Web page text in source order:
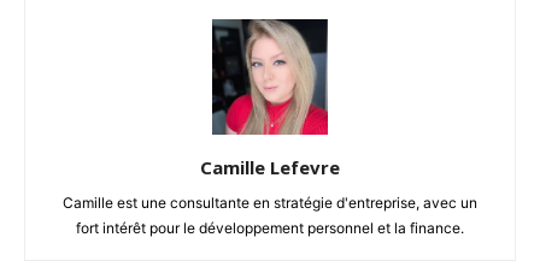
Camille Lefevre
Camille est une consultante en stratégie d'entreprise, avec un
fort intérêt pour le développement personnel et la finance.